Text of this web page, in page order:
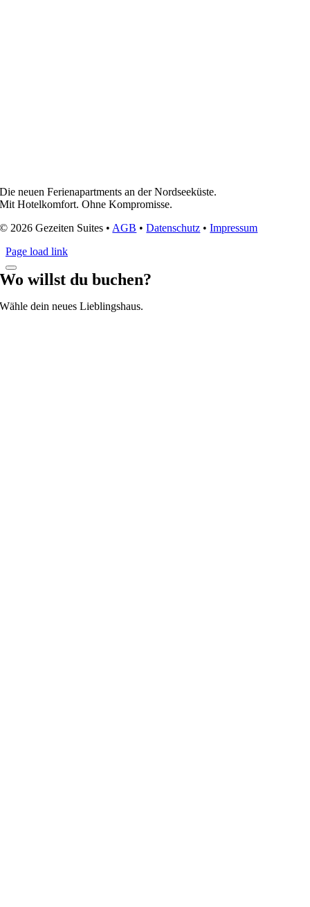
Die neuen Ferienapartments an der Nordseeküste.
Mit Hotelkomfort. Ohne Kompromisse.
© 2026 Gezeiten Suites • AGB •Datenschutz •Impressum
Page load link
Wo willst du buchen?
Wähle dein neues Lieblingshaus.